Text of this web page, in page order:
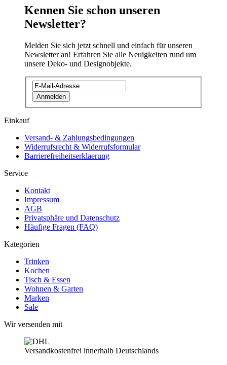
Kennen Sie schon unseren
Newsletter?
Melden Sie sich jetzt schnell und einfach für unseren
Newsletter an! Erfahren Sie alle Neuigkeiten rund um
unsere Deko- und Designobjekte.
Anmelden
Einkauf
Versand- & Zahlungsbedingungen
Widerrufsrecht & Widerrufsformular
Barrierefreiheitserklaerung
Service
Kontakt
Impressum
AGB
Privatsphäre und Datenschutz
Häufige Fragen (FAQ)
Kategorien
Trinken
Kochen
Tisch & Essen
Wohnen & Garten
Marken
Sale
Wir versenden mit
Versandkostenfrei innerhalb Deutschlands